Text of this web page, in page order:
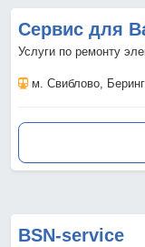
Сервис для
Услуги по ремонту
м. Свиблово,
BSN-service